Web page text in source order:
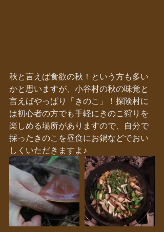
秋と言えば食欲の秋！という方も多い
かと思いますが、小谷村の秋の味覚と
言えばやっぱり「きのこ」！探険村に
は初心者の方でも手軽にきのこ狩りを
楽しめる場所がありますので、自分で
採ったきのこを昼食にお鍋などでおい
しくいただきますよ♪